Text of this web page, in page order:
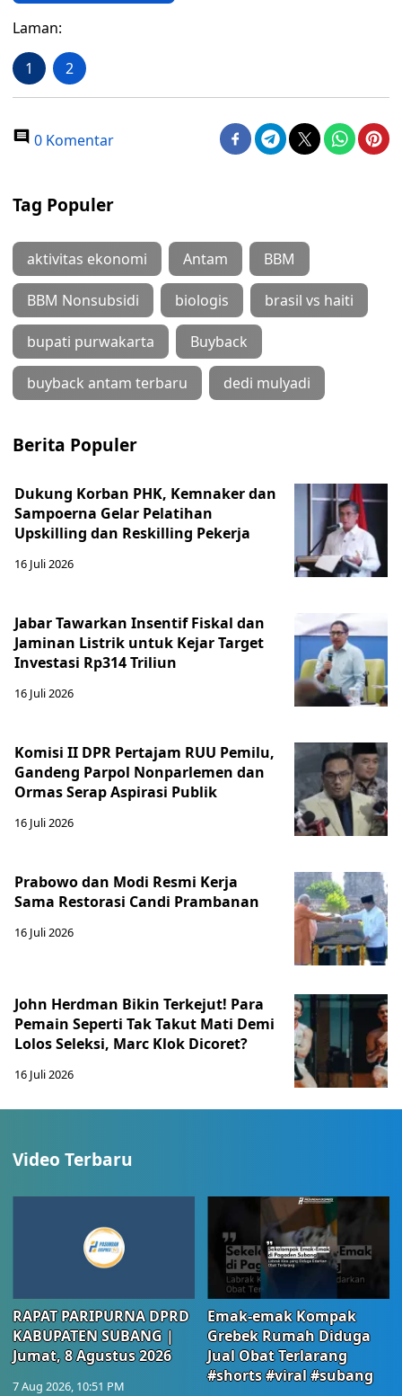
Laman:
1 2
0 Komentar
Tag Populer
aktivitas ekonomi Antam BBM
BBM Nonsubsidi biologis brasil vs haiti
bupati purwakarta Buyback
buyback antam terbaru dedi mulyadi
Berita Populer
Dukung Korban PHK, Kemnaker dan
Sampoerna Gelar Pelatihan
Upskilling dan Reskilling Pekerja
16 Juli 2026
Jabar Tawarkan Insentif Fiskal dan
Jaminan Listrik untuk Kejar Target
Investasi Rp314 Triliun
16 Juli 2026
Komisi II DPR Pertajam RUU Pemilu,
Gandeng Parpol Nonparlemen dan
Ormas Serap Aspirasi Publik
16 Juli 2026
Prabowo dan Modi Resmi Kerja
Sama Restorasi Candi Prambanan
16 Juli 2026
John Herdman Bikin Terkejut! Para
Pemain Seperti Tak Takut Mati Demi
Lolos Seleksi, Marc Klok Dicoret?
16 Juli 2026
Video Terbaru
RAPAT PARIPURNA DPRD
KABUPATEN SUBANG |
Jumat, 8 Agustus 2026
7 Aug 2026, 10:51 PM
Emak-emak Kompak
Grebek Rumah Diduga
Jual Obat Terlarang
#shorts #viral #subang